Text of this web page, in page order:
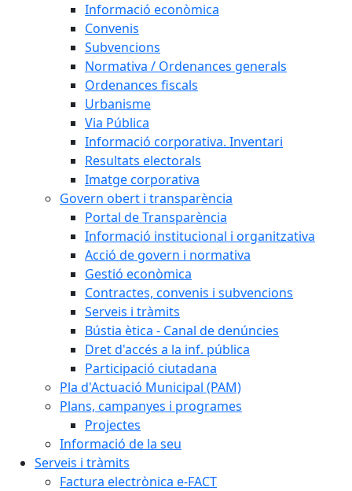
Informació econòmica
Convenis
Subvencions
Normativa / Ordenances generals
Ordenances fiscals
Urbanisme
Via Pública
Informació corporativa. Inventari
Resultats electorals
Imatge corporativa
Govern obert i transparència
Portal de Transparència
Informació institucional i organitzativa
Acció de govern i normativa
Gestió econòmica
Contractes, convenis i subvencions
Serveis i tràmits
Bústia ètica - Canal de denúncies
Dret d'accés a la inf. pública
Participació ciutadana
Pla d'Actuació Municipal (PAM)
Plans, campanyes i programes
Projectes
Informació de la seu
Serveis i tràmits
Factura electrònica e-FACT